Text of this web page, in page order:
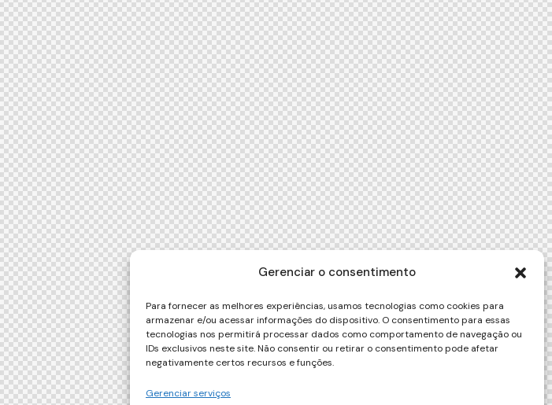
Gerenciar o consentimento
Para fornecer as melhores experiências, usamos tecnologias como cookies para
armazenar e/ou acessar informações do dispositivo. O consentimento para essas
tecnologias nos permitirá processar dados como comportamento de navegação ou
IDs exclusivos neste site. Não consentir ou retirar o consentimento pode afetar
negativamente certos recursos e funções.
Gerenciar serviços